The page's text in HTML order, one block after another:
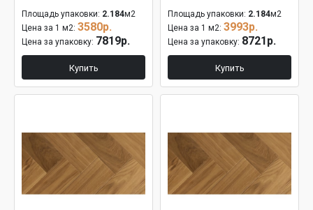
Площадь упаковки: 2.184м2
Цена за 1 м2: 3580р.
Цена за упаковку: 7819р.
Купить
Площадь упаковки: 2.184м2
Цена за 1 м2: 3993р.
Цена за упаковку: 8721р.
Купить